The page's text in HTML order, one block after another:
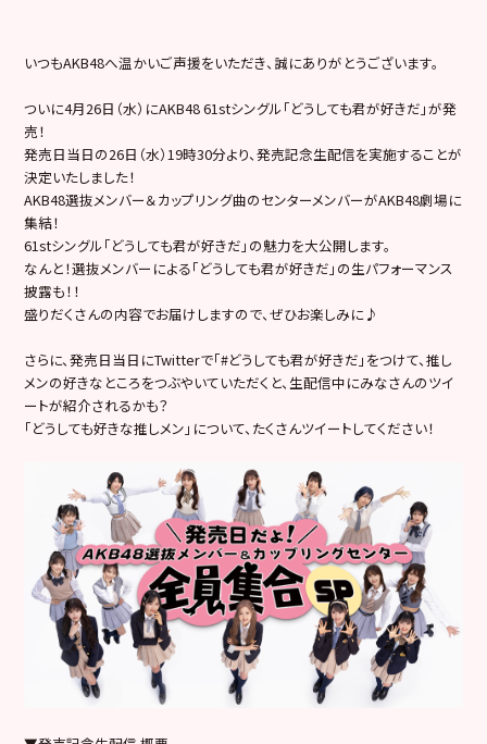
いつもAKB48へ温かいご声援をいただき、誠にありがとうございます。
ついに4月26日（水）にAKB48 61stシングル「どうしても君が好きだ」が発
売！
発売日当日の26日（水）19時30分より、発売記念生配信を実施することが
決定いたしました！
AKB48選抜メンバー＆カップリング曲のセンターメンバーがAKB48劇場に
集結！
61stシングル「どうしても君が好きだ」の魅力を大公開します。
なんと！選抜メンバーによる「どうしても君が好きだ」の生パフォーマンス
披露も！！
盛りだくさんの内容でお届けしますので、ぜひお楽しみに♪
さらに、発売日当日にTwitterで「#どうしても君が好きだ」をつけて、推し
メンの好きなところをつぶやいていただくと、生配信中にみなさんのツイ
ートが紹介されるかも？
「どうしても好きな推しメン」について、たくさんツイートしてください！